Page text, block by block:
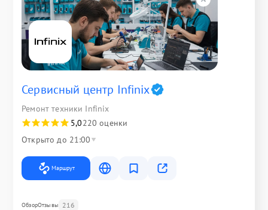
Сервисный центр Infinix
Ремонт техники Infinix
5,0220 оценки
Открыто до 21:00
Маршрут
ОбзорОтзывы 216